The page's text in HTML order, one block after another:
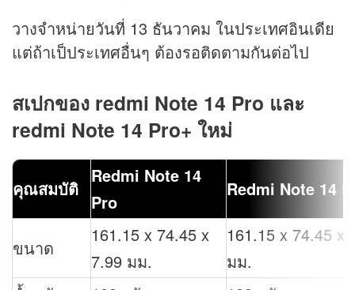
วางจำหน่ายวันที่ 13 ธันวาคม ในประเทศอินเดีย
แต่ถ้าเป็ประเทศอื่นๆ ต้องรอติดตามกันต่อไป
สเปกของ redmi Note 14 Pro และ
redmi Note 14 Pro+ ใหม่
คุณสมบัติ
Redmi Note 14
Pro
Redmi Note 14
ขนาด
161.15 x 74.45 x
7.99 มม.
161.15 x 74.45 x
มม.